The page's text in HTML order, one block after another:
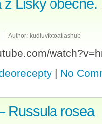
z Lišky
Author: kudluvfotoatlashub
| No
Russula rosea